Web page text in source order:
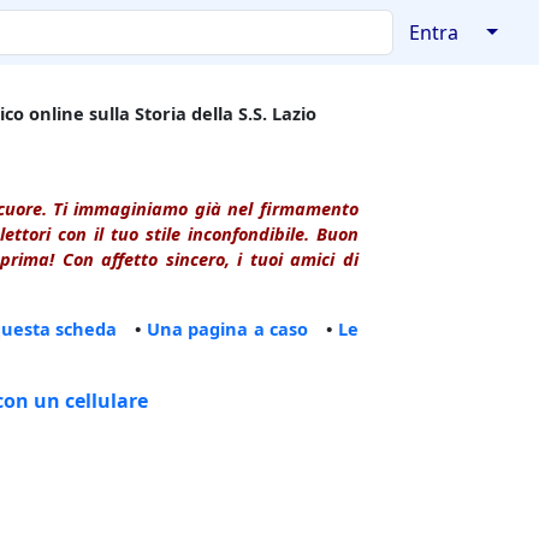
Entra ↓
online sulla Storia della S.S. Lazio
Ti immaginiamo già nel firmamento
con il tuo stile inconfondibile. Buon
Con affetto sincero, i tuoi amici di
scheda • Una pagina a caso • Le
un cellulare